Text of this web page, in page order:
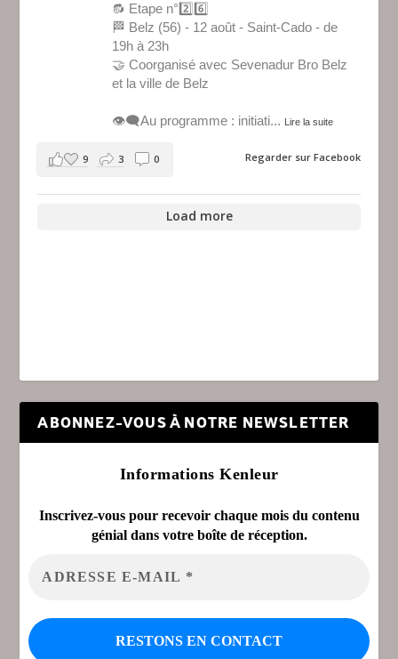
🔂 Etape n°2️⃣6️⃣
🏁 Belz (56) - 12 août - Saint-Cado - de
19h à 23h
🤝 Coorganisé avec Sevenadur Bro Belz
et la ville de Belz
👁️‍🗨️Au programme : initiati... Lire la suite
Regarder sur Facebook
9 3 0
Load more
ABONNEZ-VOUS À NOTRE NEWSLETTER
Informations Kenleur
Inscrivez-vous pour recevoir chaque mois du contenu
génial dans votre boîte de réception.